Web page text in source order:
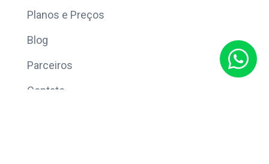
Planos e Preços
Blog
Parceiros
Contato